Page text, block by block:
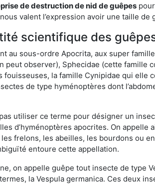
de destruction de nid de guêpes
valent l’expression avoir une taille de
scientifique des
au sous-ordre Apocrita, aux super
peut observer), Sphecidae (cette
la famille Cynipidae qui elle
de type hyménoptères dont
utiliser ce terme pour désigner un
d’hyménoptères apocrites. On
frelons, les abeilles, les bourdons ou
entoure cette appellation.
on appelle guêpe tout insecte de type
la Vespula germanica. Ces deux